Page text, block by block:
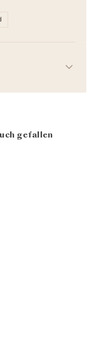
gefallen